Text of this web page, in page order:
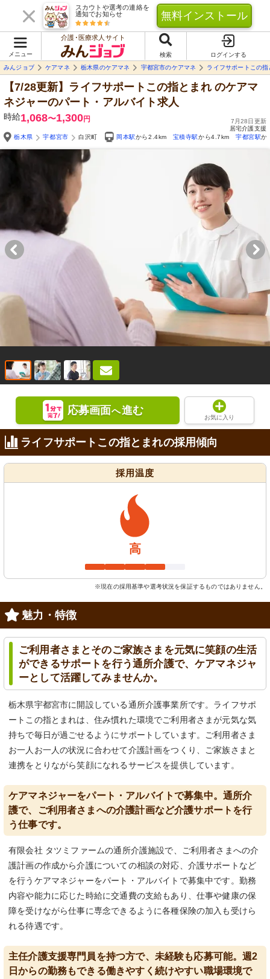
スカウトや選考の連絡を
通知でお知らせ
無料インストール
メニュー
介護･医療求人サイト
検索
ログインする
みんジョブ
ケアマネ 栃木県のケアマネ 宇都宮市のケアマネ ライフサポートこの指
【7/28更新】ライフサポートこの指とまれのケアマ
ネジャーのパート・アルバイト求人
時給1,068〜1,300円
7月28日更新
居宅介護支援
栃木県
宇都宮市 白沢町 岡本駅から2.4km 宝積寺駅から4.7km 宇都宮駅か
応募画面へ進む
お気に入り
ライフサポートこの指とまれの採用傾向
採用温度
高
※現在の採用基準や選考状況を保証するものではありません。
魅力・特徴
ご利用者さまとそのご家族さまを元気に笑顔の生活
ができるサポートを行う通所介護で、ケアマネジャ
ーとして活躍してみませんか。
栃木県宇都宮市に開設している通所介護事業所です。ライフサポ
ートこの指とまれは、住み慣れた環境でご利用者さまが元気な気
持ちで毎日が過ごせるようにサポートしています。ご利用者さま
お一人お一人の状況に合わせて介護計画をつくり、ご家族さまと
連携をとりながら笑顔になれるサービスを提供しています。
ケアマネジャーをパート・アルバイトで募集中。通所介
護で、ご利用者さまへの介護計画など介護サポートを行
う仕事です。
有限会社 タツミファームの通所介護施設で、ご利用者さまへの介
護計画の作成から介護についての相談の対応、介護サポートなど
を行うケアマネジャーをパート・アルバイトで募集中です。勤務
内容や能力に応じた時給に交通費の支給もあり、仕事や健康の保
障を受けながら仕事に専念できるように各種保険の加入も受けら
れる待遇です。
主任介護支援専門員を持つ方で、未経験も応募可能。週2
日からの勤務もできる働きやすく続けやすい職場環境で